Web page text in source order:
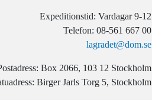
Expeditionstid: Vardagar 9-12
Telefon: 08-561 667 00
lagradet@dom.se
Box 2066, 103 12 Stockholm
Birger Jarls Torg 5, Stockholm